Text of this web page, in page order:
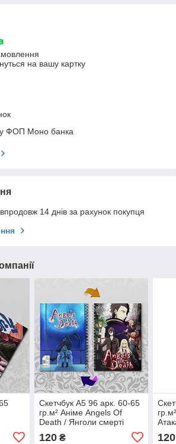
на вашу картку
ФОП Моно банка
14 днів за рахунок покупця
Скетчбук А5 96 арк. 60-65
гр.м² Аніме Angels Of
Death / Янголи смерті
120₴ 120